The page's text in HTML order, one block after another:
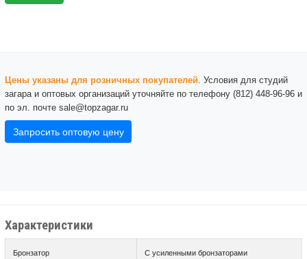
Цены указаны для розничных покупателей . Условия для студий
загара и оптовых организаций уточняйте по телефону (812) 448-96-96 и
по эл. почте sale@topzagar.ru
Запросить оптовую цену
Характеристики
Бронзатор С усиленными бронзаторами